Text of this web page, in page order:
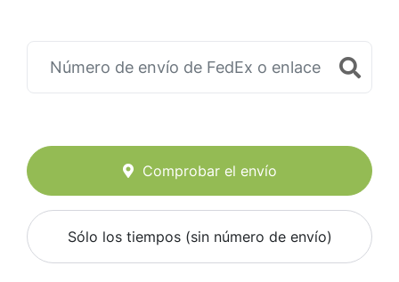
Comprobar el envío
Sólo los tiempos (sin número de envío)